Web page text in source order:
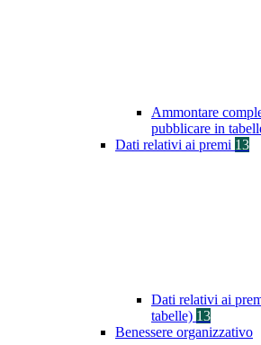
Ammontare
pubblicare in
Dati relativi ai premi 13
Dati relativi ai
tabelle) 13
Benessere organizzativo